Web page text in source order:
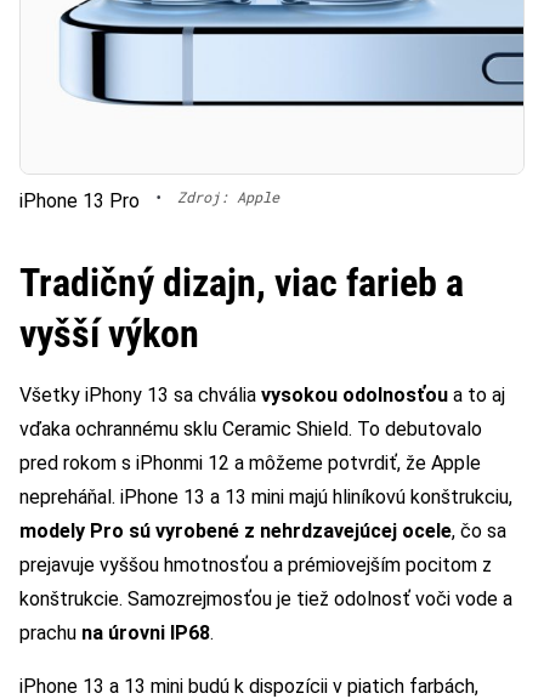
iPhone 13 Pro • Zdroj: Apple
Tradičný dizajn, viac farieb a
vyšší výkon
Všetky iPhony 13 sa chvália vysokou odolnosťou a to aj
vďaka ochrannému sklu Ceramic Shield. To debutovalo
pred rokom s iPhonmi 12 a môžeme potvrdiť, že Apple
nepreháňal. iPhone 13 a 13 mini majú hliníkovú konštrukciu,
modely Pro sú vyrobené z nehrdzavejúcej ocele, čo sa
prejavuje vyššou hmotnosťou a prémiovejším pocitom z
konštrukcie. Samozrejmosťou je tiež odolnosť voči vode a
prachu na úrovni IP68.
iPhone 13 a 13 mini budú k dispozícii v piatich farbách,